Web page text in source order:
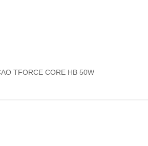
TFORCE CORE HB 50W